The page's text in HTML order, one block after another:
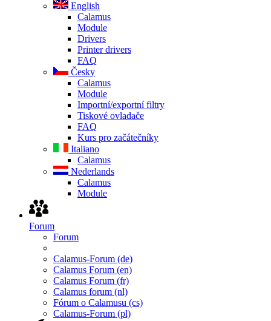
English
Calamus
Module
Drivers
Printer drivers
FAQ
Česky
Calamus
Module
Importní/exportní filtry
Tiskové ovladače
FAQ
Kurs pro začátečníky
Italiano
Calamus
Nederlands
Calamus
Module
Forum
Forum
Calamus-Forum (de)
Calamus Forum (en)
Calamus Forum (fr)
Calamus forum (nl)
Fórum o Calamusu (cs)
Calamus-Forum (pl)